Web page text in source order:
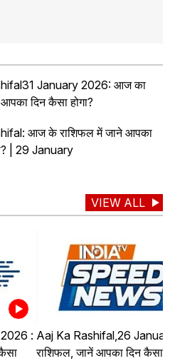
January 2026: आज का
दिन कैसा होगा?
आज के राशिफल में जाने आपका
| 29 January
VIEW ALL
: Aaj Ka Rashifal,26
राशिफल, जानें आपका दिन कैसा